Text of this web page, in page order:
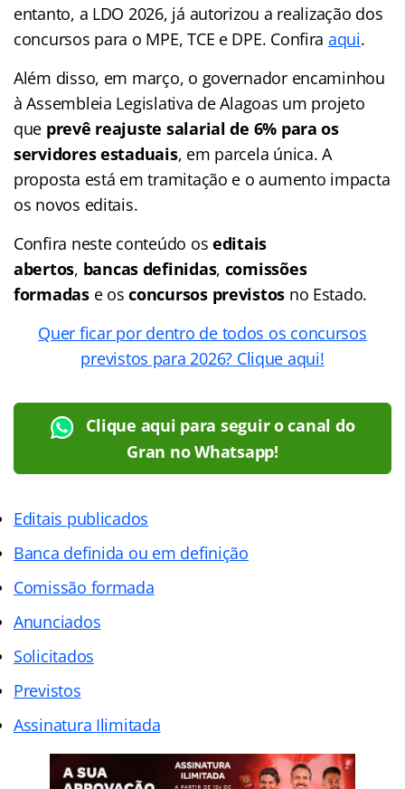
entanto, a LDO 2026, já autorizou a realização dos
concursos para o MPE, TCE e DPE. Confira aqui.
Além disso, em março, o governador encaminhou
à Assembleia Legislativa de Alagoas um projeto
que prevê reajuste salarial de 6% para os
servidores estaduais, em parcela única. A
proposta está em tramitação e o aumento impacta
os novos editais.
Confira neste conteúdo os editais
abertos, bancas definidas, comissões
formadase osconcursos previstos no Estado.
Quer ficar por dentro de todos os concursos
previstos para 2026? Clique aqui!
Clique aqui para seguir o canal do
Gran no Whatsapp!
Editais publicados
Banca definida ou em definição
Comissão formada
Anunciados
Solicitados
Previstos
Assinatura Ilimitada